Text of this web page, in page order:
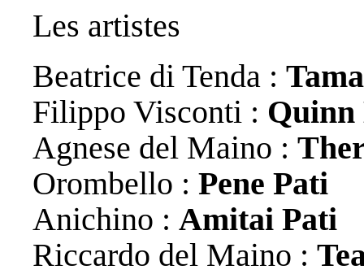
Les artistes
Beatrice di Tenda :
Filippo Visconti : Quinn
Agnese del Maino :
Orombello : Pene Pati
Anichino : Amitai Pati
Riccardo del Maino :